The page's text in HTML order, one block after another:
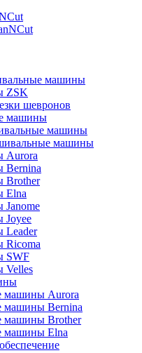
машины
ZSK
шевронов
машины
машины
машины
Aurora
Brother
Elna
SWF
машины Aurora
Bernina
Brother
машины Elna